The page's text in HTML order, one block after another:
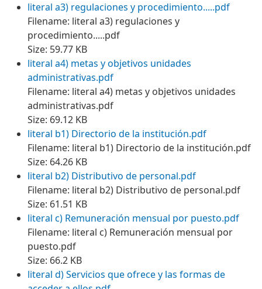
literal a3) regulaciones y procedimiento.....pdf
Filename: literal a3) regulaciones y
procedimiento.....pdf
Size: 59.77 KB
literal a4) metas y objetivos unidades
administrativas.pdf
Filename: literal a4) metas y objetivos unidades
administrativas.pdf
Size: 69.12 KB
literal b1) Directorio de la institución.pdf
Filename: literal b1) Directorio de la institución.pdf
Size: 64.26 KB
literal b2) Distributivo de personal.pdf
Filename: literal b2) Distributivo de personal.pdf
Size: 61.51 KB
literal c) Remuneración mensual por puesto.pdf
Filename: literal c) Remuneración mensual por
puesto.pdf
Size: 66.2 KB
literal d) Servicios que ofrece y las formas de